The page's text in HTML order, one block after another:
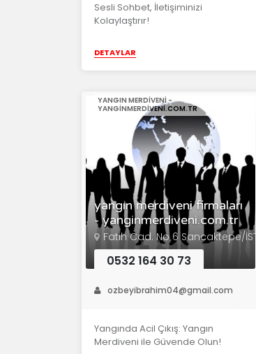
Sesli Sohbet, İletişiminizi
Kolaylaştırır!
DETAYLAR
yangın merdiveni firmaları
- yanginmerdiveni.com.tr
YANGIN MERDIVENI -
YANGINMERDIVENI.COM.TR
Fatih Cad. No 6 Sancaktepe/İST
0532 164 30 73
ozbeyibrahim04@gmail.com
Yangında Acil Çıkış: Yangın
Merdiveni ile Güvende Olun!